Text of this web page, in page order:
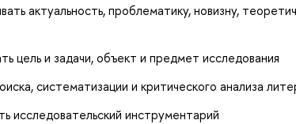
актуальность, проблематику, новизну,
цель и задачи, объект и предмет исследования
систематизации и критического анализа
исследовательский инструментарий